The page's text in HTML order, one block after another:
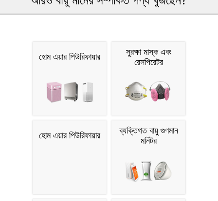
হোম এয়ার পিউরিফায়ার
সুরক্ষা মাস্ক এবং
রেসপিরেটর
হোম এয়ার পিউরিফায়ার
ব্যক্তিগত বায়ু গুণমান
মনিটর